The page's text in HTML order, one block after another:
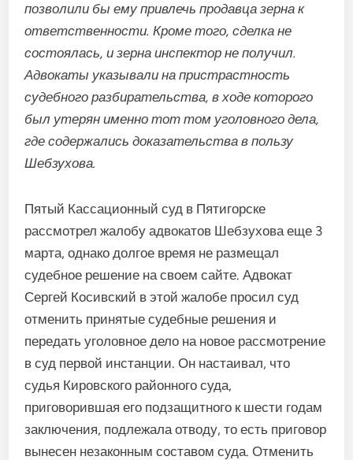
позволили бы ему привлечь продавца зерна к
ответственности. Кроме того, сделка не
состоялась, и зерна инспектор не получил.
Адвокаты указывали на пристрастность
судебного разбирательства, в ходе которого
был утерян именно тот том уголовного дела,
где содержались доказательства в пользу
Шебзухова.
Пятый Кассационный суд в Пятигорске
рассмотрел жалобу адвокатов Шебзухова еще 3
марта, однако долгое время не размещал
судебное решение на своем сайте. Адвокат
Сергей Косивский в этой жалобе просил суд
отменить принятые судебные решения и
передать уголовное дело на новое рассмотрение
в суд первой инстанции. Он настаивал, что
судья Кировского районного суда,
приговорившая его подзащитного к шести годам
заключения, подлежала отводу, то есть приговор
вынесен незаконным составом суда. Отменить